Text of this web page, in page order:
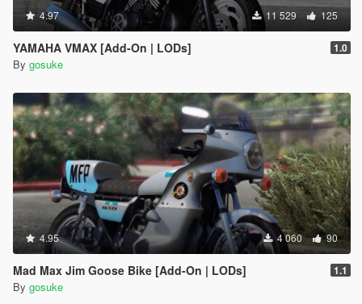
4.97 11 529 125
YAMAHA VMAX [Add-On | LODs] 1.0
By gosuke
4.95 4 060 90
Mad Max Jim Goose Bike [Add-On | LODs] 1.1
By gosuke